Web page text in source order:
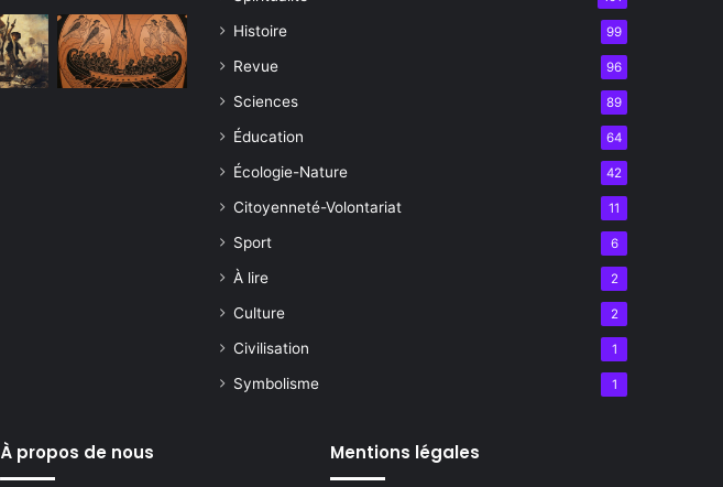
Histoire 99
Revue 96
Sciences 89
Éducation 64
Écologie-Nature 42
Citoyenneté-Volontariat 11
Sport 6
À lire 2
Culture 2
Civilisation 1
Symbolisme 1
À propos de nous Mentions légales